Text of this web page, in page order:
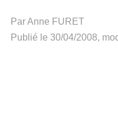
Par Anne FURET
Publié le 30/04/2008,